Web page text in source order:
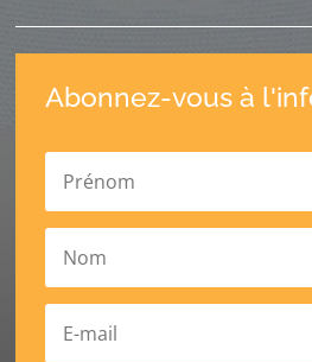
Abonnez-vous à